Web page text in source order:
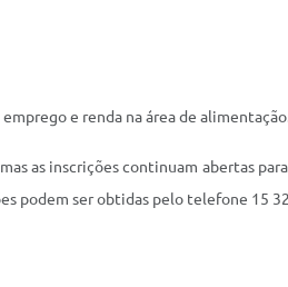
e renda na área de
as inscrições continuam abertas
podem ser obtidas pelo telefone 15